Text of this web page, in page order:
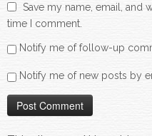
Save my name, email, and
time I comment.
Notify me of follow-up
Notify me of new posts by